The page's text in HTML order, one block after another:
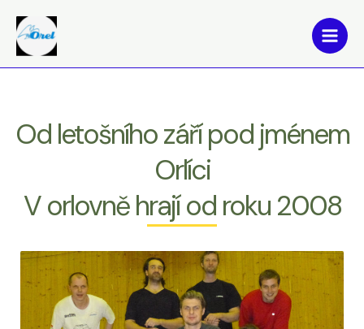
obsah
Main
Od letošního září pod jménem
Orlíci
V orlovně hrají od roku 2008